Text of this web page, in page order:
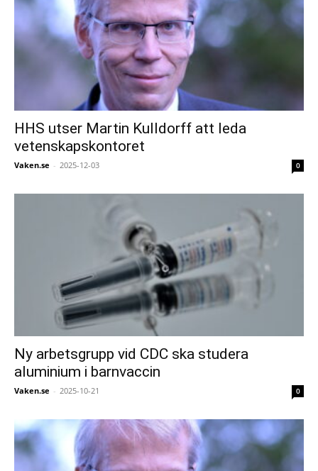
HHS utser Martin Kulldorff att leda
vetenskapskontoret
Vaken.se - 2025-12-03 0
Ny arbetsgrupp vid CDC ska studera
aluminium i barnvaccin
Vaken.se - 2025-10-21 0